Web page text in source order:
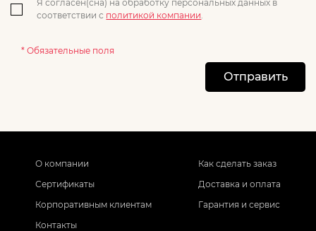
Я согласен(сна) на обработку персональных данных в
соответствии с политикой компании.
* Обязательные поля
Отправить
О компании
Сертификаты
Корпоративным клиентам
Контакты
Как сделать заказ
Доставка и оплата
Гарантия и сервис